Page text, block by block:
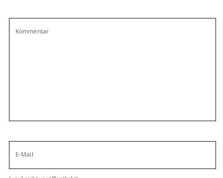
Kommentar
E-Mail